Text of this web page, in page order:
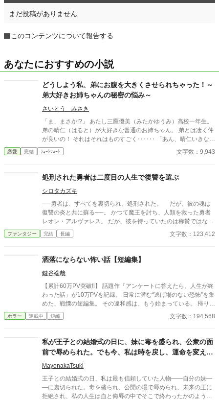
まだ投稿がありません
このコンテンツについて報告する
あなたにおすすめの小説
どうしよう私、弟にお腹を大きくさせられちゃった！～
弟大好きお姉ちゃんの秘密の悩み～
さいとう みさき
「ま、まさか!?」 あたし三鷹優美（みたかゆうみ）高校一年生。
弟の晴仁（はると）が大好きな普通のお姉ちゃん。 弟とは凄く仲
が良いの！ それはそれはものすごく‥‥‥ 「あん、晴仁いきなり
そんなのお口に入らないよぉ～♡」 そんな関係のあたしたち。 で
もある日トイレであたしはアレが来そうなのになかなか来ないの
お腹が出て来てる!?」 お姉ちゃんの秘密の悩みです。
恋愛 完結 ｼｮｰﾄｼｮｰﾄ 文字数：9,943
処刑された勇者は二度目の人生で復讐を選ぶ
シロタカズキ
──勇者は、すべてを裏切られ、処刑された。 だが、彼の魂は
復讐の炎と共に蘇る──。 かつて魔王を討ち、人類を救った勇者
レオン・アルヴァレス。 だが、彼を待っていたのは称賛ではな
く、 王族・貴族・元仲間たちによる裏切りと処刑だった。 「力が
強すぎる」という理由で異端者として断罪され、広場で公開処刑
たちは目を背ける。 そして、勇者は 死んだ。 ──はずだった。 十
を送っていた。 しかし、そんな彼らの前に死んだはずの勇者が現
れる。 「よくもまあ、のうのうと生きていられたものだな」 これ
は、英雄ではなくなった男の復讐譚。 彼を裏切った王族、貴族、
そしてかつての仲間たちを絶望の淵に叩き落とすための第二の人
ファンタジー 完結 長編 文字数：123,412
洒落にならない怖い話【短編集】
鍵谷端哉
【累計60万PV突破‼】 話題作「アンケートに答えたら、人生が終
わった話」が10万PVを記録。 日常に潜む“逃げ場のない恐怖”を集
めた、戦慄の短編集。 その違和感は、もう始まっている。 帰り
道、誰もいないはずの部屋、何気ない会話。 どこにでもある日常
が、ある瞬間、取り返しのつかない異常へと変わる。 意味が分か
て、最後の一行で現実がひっくり返る話。 1話1000〜2000文字。
隙間時間で読める短編ながら、 読み終えたあと、ふとした静寂が
怖くなる。 これはすべて、どこかで起きていてもおかしくない
話。 ――あなたのすぐ隣でも。 洒落にならない実話風・創作ホラ
ー。
ホラー 連載中 短編 文字数：194,568
私が王子との結婚式の日に、妹に毒を盛られ、公衆の面
前で辱められた。でも今、私は時を戻し、運命を変えに
来た。
MayonakaTsuki
王子との結婚式の日、私は最も信頼していた人物――自分の妹―
―に裏切られた。毒を盛られ、公開の場で辱められ、未来の王に
拒絶され、私の人生は血と侮辱の中でそこで終わったかのように